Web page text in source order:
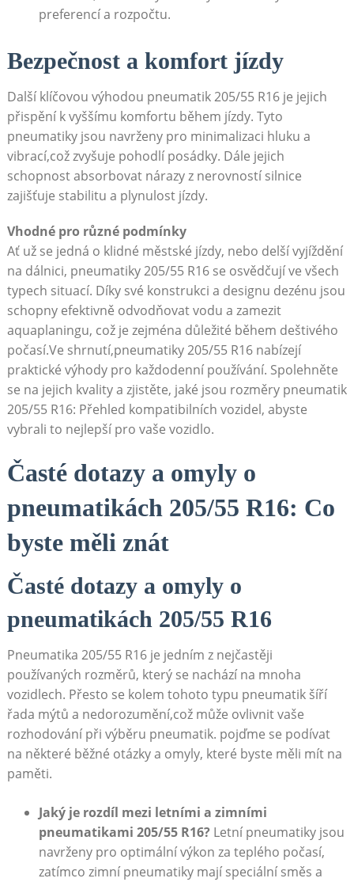
preferencí a rozpočtu.
Bezpečnost a komfort jízdy
Další klíčovou výhodou pneumatik⁢ 205/55 R16 ​je jejich
přispění k vyššímu komfortu během jízdy. Tyto
pneumatiky jsou navrženy pro minimalizaci‍ hluku a
vibrací,což zvyšuje pohodlí posádky. Dále jejich
schopnost absorbovat nárazy z nerovností ⁢silnice
zajišťuje ⁣stabilitu a​ plynulost⁢ jízdy.
Vhodné pro různé podmínky
Ať už se jedná o klidné městské jízdy, nebo delší vyjíždění
na dálnici, pneumatiky 205/55 R16 se osvědčují ve všech
typech situací. Díky své ⁢konstrukci ⁢a designu dezénu jsou
schopny‍ efektivně‌ odvodňovat vodu a zamezit
aquaplaningu, což je zejména důležité během deštivého
počasí.Ve shrnutí,pneumatiky 205/55 R16 nabízejí
praktické výhody pro každodenní používání. Spolehněte
se na jejich kvality a zjistěte, jaké jsou⁣ rozměry pneumatik‍
205/55 R16: ⁤Přehled kompatibilních vozidel, abyste
vybrali to nejlepší pro vaše vozidlo.
Časté dotazy a omyly o ​
pneumatikách 205/55 R16: Co
byste‌ měli znát
Časté dotazy a omyly⁤ o
pneumatikách ​205/55 R16
Pneumatika ‍205/55 R16 je jedním z⁤ nejčastěji
používaných rozměrů, který⁤ se nachází ‌na mnoha
vozidlech. Přesto se kolem tohoto typu pneumatik šíří
řada mýtů a nedorozumění,což může ovlivnit vaše
rozhodování při výběru‌ pneumatik. pojďme se podívat
na ‍některé běžné otázky a omyly, které‌ byste měli mít‍ na
paměti.
Jaký je rozdíl mezi⁤ letními a zimními
⁣pneumatikami ​205/55 R16? Letní pneumatiky ⁣jsou
navrženy pro optimální ⁣výkon za teplého počasí,
zatímco zimní pneumatiky mají speciální směs a